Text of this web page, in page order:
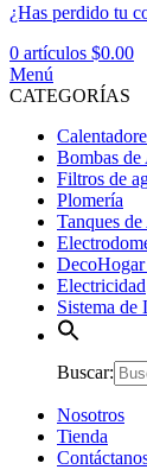
¿Has perdido tu
0 artículos $0.00
Menú
CATEGORÍAS
Bombas de
Filtros de
Plomería
Tanques
Electricidad
Sistema de
Buscar:
Nosotros
Tienda